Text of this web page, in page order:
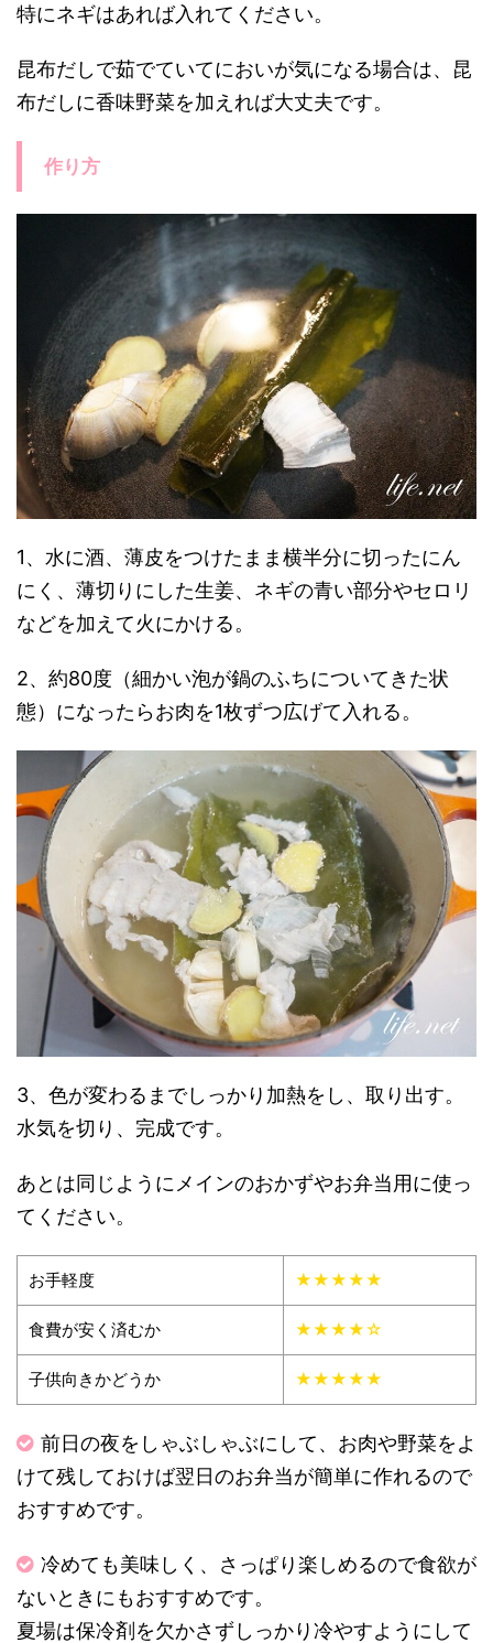
特にネギはあれば入れてください。
昆布だしで茹でていてにおいが気になる場合は、昆
布だしに香味野菜を加えれば大丈夫です。
作り方
1、水に酒、薄皮をつけたまま横半分に切ったにん
にく、薄切りにした生姜、ネギの青い部分やセロリ
などを加えて火にかける。
2、約80度（細かい泡が鍋のふちについてきた状
態）になったらお肉を1枚ずつ広げて入れる。
3、色が変わるまでしっかり加熱をし、取り出す。
水気を切り、完成です。
あとは同じようにメインのおかずやお弁当用に使っ
てください。
お手軽度 ★★★★★
食費が安く済むか ★★★★☆
子供向きかどうか ★★★★★
前日の夜をしゃぶしゃぶにして、お肉や野菜をよ
けて残しておけば翌日のお弁当が簡単に作れるので
おすすめです。
冷めても美味しく、さっぱり楽しめるので食欲が
ないときにもおすすめです。
夏場は保冷剤を欠かさずしっかり冷やすようにして